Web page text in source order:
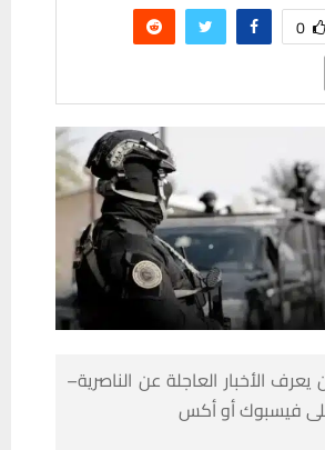
0
الأخبار العاجلة عن الناصرية–
على فيسبوك أو أكس